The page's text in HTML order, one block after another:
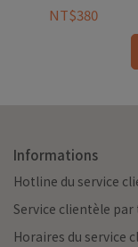
NT$380
Informations
Hotline du service
Service clientèle par
Horaires du service